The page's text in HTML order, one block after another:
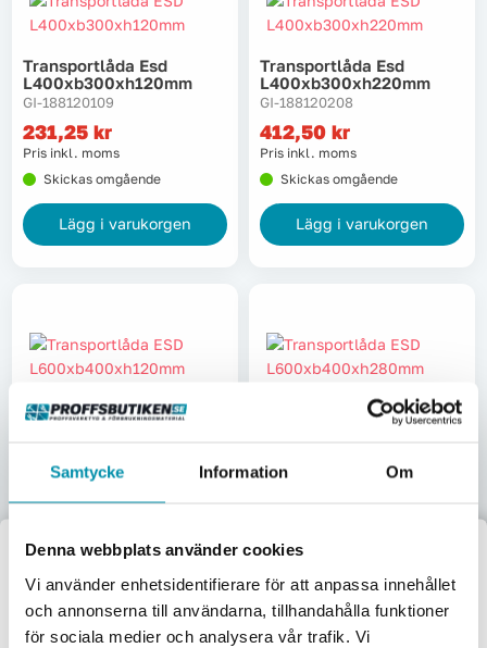
Samtycke Information Om
Denna webbplats använder cookies
Vi använder enhetsidentifierare för att anpassa innehållet
och annonserna till användarna, tillhandahålla funktioner
för sociala medier och analysera vår trafik. Vi
Transportlåda Esd
L400xb300xh120mm
GI-188120109
231,25 kr
Pris inkl. moms
Skickas omgående
Lägg i varukorgen
Transportlåda Esd
L400xb300xh220mm
GI-188120208
412,50 kr
Pris inkl. moms
Skickas omgående
Lägg i varukorgen
Transportlåda Esd
L600xb400xh120mm
475kr
Transportlåda Esd
L600xb400xh280mm
737,50
Välkommen till
Proffsbutiken